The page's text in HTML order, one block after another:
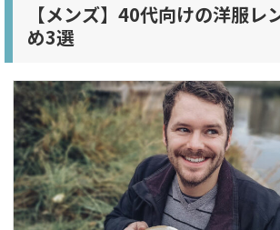
【メンズ】40代向けの洋服レ
め3選